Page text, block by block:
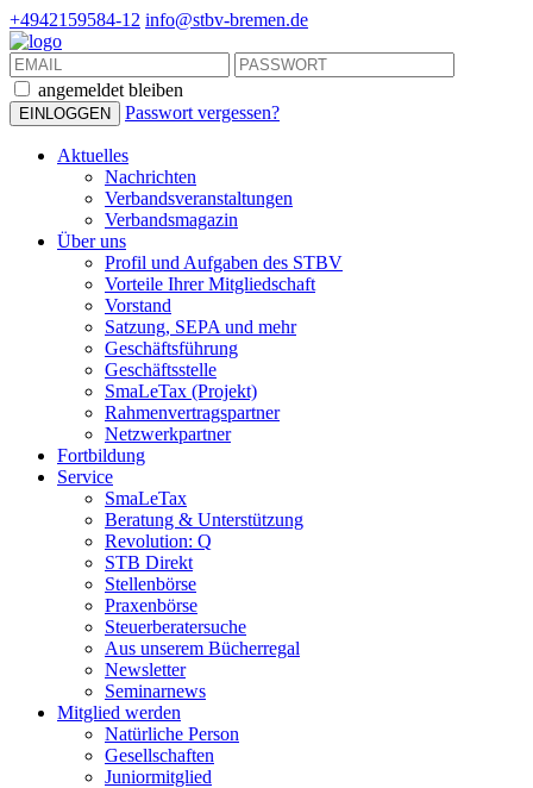
+4942159584-12 info@stbv-bremen.de
angemeldet bleiben
Passwort vergessen?
Aktuelles
Nachrichten
Verbandsveranstaltungen
Verbandsmagazin
Über uns
Profil und Aufgaben des STBV
Vorteile Ihrer Mitgliedschaft
Vorstand
Satzung, SEPA und mehr
Geschäftsführung
Geschäftsstelle
SmaLeTax (Projekt)
Rahmenvertragspartner
Netzwerkpartner
Fortbildung
Service
SmaLeTax
Beratung & Unterstützung
Revolution: Q
STB Direkt
Stellenbörse
Praxenbörse
Steuerberatersuche
Aus unserem Bücherregal
Newsletter
Seminarnews
Mitglied werden
Natürliche Person
Gesellschaften
Juniormitglied